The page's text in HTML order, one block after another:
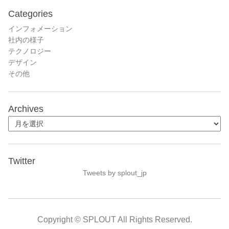
Categories
インフォメーション
社内の様子
テクノロジー
デザイン
その他
Archives
Twitter
Tweets by splout_jp
Copyright © SPLOUT All Rights Reserved.